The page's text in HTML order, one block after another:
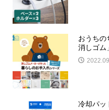
おうちの
消しゴム」
冷却パッ